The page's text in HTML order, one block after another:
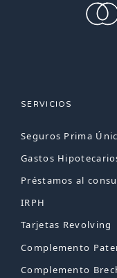
SERVICIOS
Seguros Prima
Gastos
Préstamos al
IRPH
Tarjetas Revolving
Complemento
Complemento